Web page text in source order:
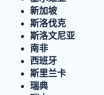
新加坡
斯洛伐克
斯洛文尼亚
南非
西班牙
斯里兰卡
瑞典